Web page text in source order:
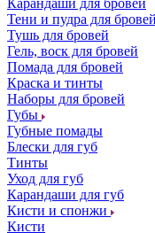
Карандаши для бровей
Тени и пудра для бровей
Тушь для бровей
Гель, воск для бровей
Помада для бровей
Краска и тинты
Наборы для бровей
Губы
Губные помады
Блески для губ
Тинты
Уход для губ
Карандаши для губ
Кисти и спонжи
Кисти